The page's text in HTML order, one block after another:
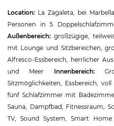
Location: La Zagaleta, bei
Personen in 5
Außenbereich: großzügige,
mit Lounge und Sitzbereichen,
Alfresco-Essbereich, herrlicher
und Meer Innenbereich:
Sitzmöglichkeiten, Essbereich,
fünf Schlafzimmer mit
Sauna, Dampfbad, Fitnessraum,
TV, Sound System, Smart Home